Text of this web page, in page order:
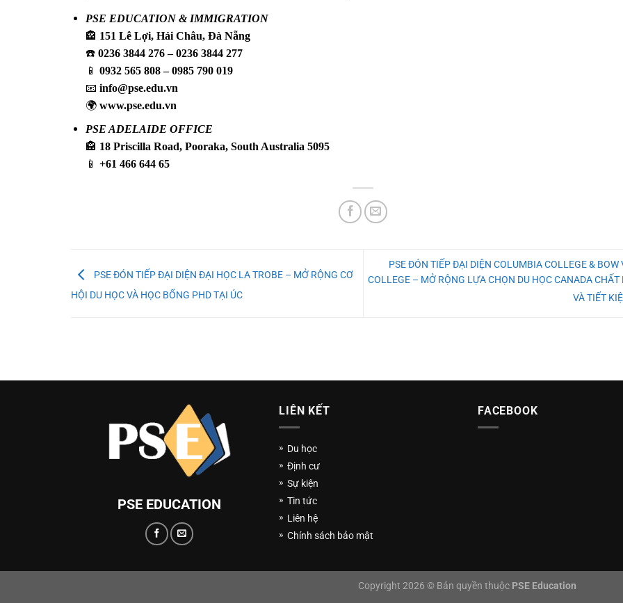
PSE EDUCATION & IMMIGRATION
🏤 151 Lê Lợi, Hải Châu, Đà Nẵng
☎️ 0236 3844 276 – 0236 3844 277
📱 0932 565 808 – 0985 790 019
📧 info@pse.edu.vn
🌍 www.pse.edu.vn
PSE ADELAIDE OFFICE
🏤 18 Priscilla Road, Pooraka, South Australia 5095
📱 +61 466 644 65
PSE ĐÓN TIẾP ĐẠI DIỆN ĐẠI HỌC LA TROBE – MỞ RỘNG CƠ
HỘI DU HỌC VÀ HỌC BỔNG PHD TẠI ÚC
PSE ĐÓN TIẾP ĐẠI DIỆN COLUMBIA COLLEGE & BOW
COLLEGE – MỞ RỘNG LỰA CHỌN DU HỌC CANADA CHẤT
VÀ TIẾT
PSE EDUCATION
LIÊN KẾT
Du học
Định cư
Sự kiện
Tin tức
Liên hệ
Chính sách bảo mật
FACEBOOK
Copyright 2026 © Bản quyền thuộc PSE Education